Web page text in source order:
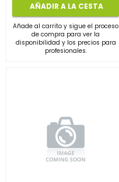
AÑADIR A LA CESTA
Añade al carrito y sigue el proceso
de compra para ver la
disponibilidad y los precios para
profesionales.